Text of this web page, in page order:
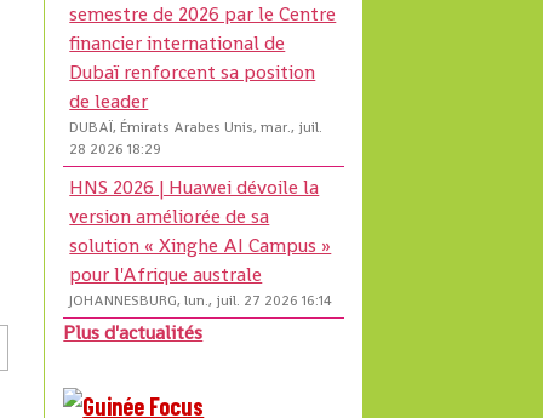
semestre de 2026 par le Centre
financier international de
Dubaï renforcent sa position
de leader
DUBAÏ, Émirats Arabes Unis, mar., juil.
28 2026 18:29
HNS 2026 | Huawei dévoile la
version améliorée de sa
solution « Xinghe AI Campus »
pour l'Afrique australe
JOHANNESBURG, lun., juil. 27 2026 16:14
Plus d'actualités